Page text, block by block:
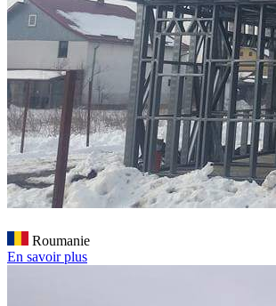
Roumanie
En savoir plus